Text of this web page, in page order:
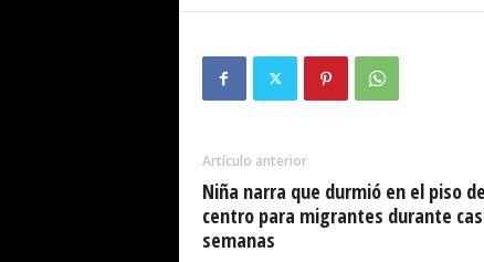
Artículo anterior
Niña narra que durmió en el piso
centro para migrantes durante
semanas